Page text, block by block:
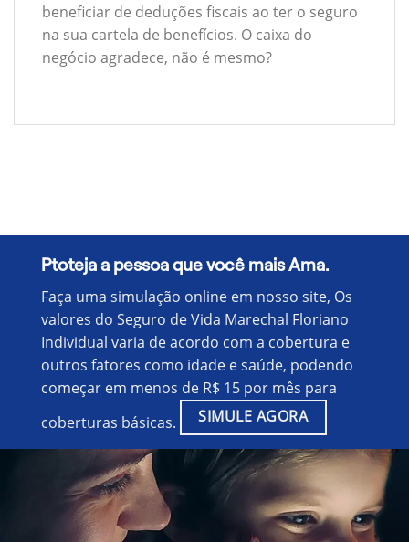
beneficiar de deduções fiscais ao ter o seguro
na sua cartela de benefícios. O caixa do
negócio agradece, não é mesmo?
Ptoteja a pessoa que você mais Ama.
Faça uma simulação online em nosso site, Os
valores do Seguro de Vida Marechal Floriano
Individual varia de acordo com a cobertura e
outros fatores como idade e saúde, podendo
começar em menos de R$ 15 por mês para
coberturas básicas.
SIMULE AGORA